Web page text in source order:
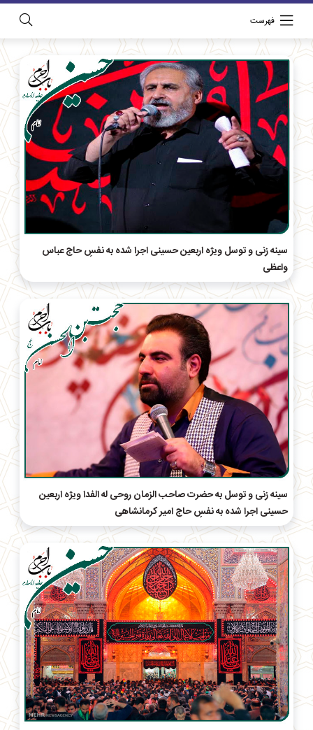
فهرست
سینه زنی و توسل ویژه اربعین حسینی اجرا شده به نفسِ حاج عباس
واعظی
سینه زنی و توسل به حضرت صاحب الزمان روحی له الفدا ویژه اربعین
حسینی اجرا شده به نفسِ حاج امیر کرمانشاهی